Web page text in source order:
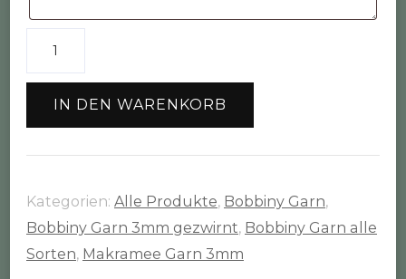
Rolle
(3mm
gezwirnt)
IN DEN WARENKORB
Kategorien: Alle Produkte, Bobbiny Garn,
Bobbiny Garn 3mm gezwirnt, Bobbiny Garn alle
Sorten, Makramee Garn 3mm